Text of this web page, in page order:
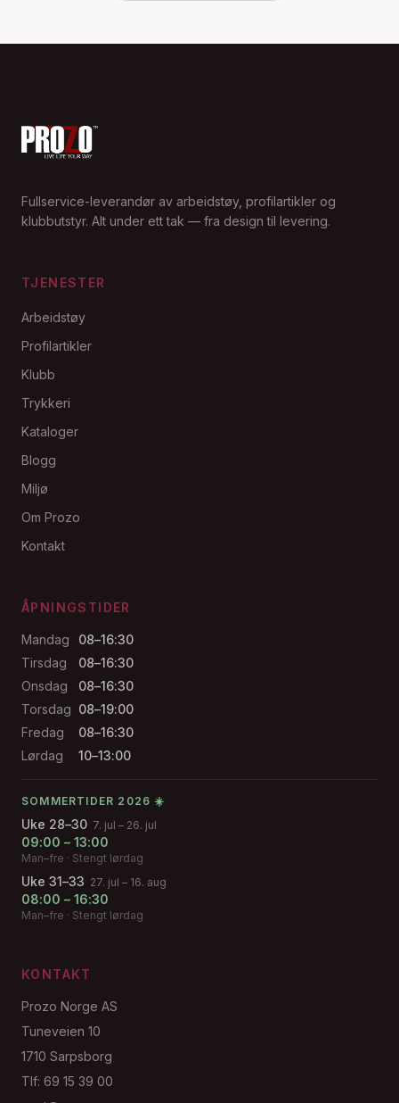
Fullservice-leverandør av arbeidstøy, profilartikler og
klubbutstyr. Alt under ett tak — fra design til levering.
TJENESTER
Arbeidstøy
Profilartikler
Klubb
Trykkeri
Kataloger
Blogg
Miljø
Om Prozo
Kontakt
ÅPNINGSTIDER
Mandag
08–16:30
Tirsdag
08–16:30
Onsdag
08–16:30
Torsdag 08–19:00
Fredag
08–16:30
Lørdag
10–13:00
SOMMERTIDER 2026 ☀️
Uke 28–30 7. jul – 26. jul
09:00 – 13:00
Man–fre · Stengt lørdag
Uke 31–33 27. jul – 16. aug
08:00 – 16:30
Man–fre · Stengt lørdag
KONTAKT
Prozo Norge AS
Tuneveien 10
1710 Sarpsborg
Tlf: 69 15 39 00